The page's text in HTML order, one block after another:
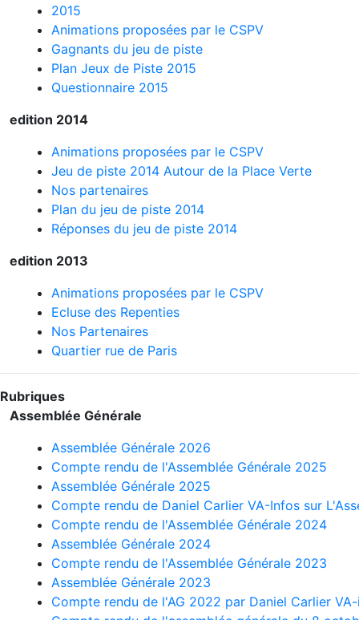
2015
Animations proposées par le CSPV
Gagnants du jeu de piste
Plan Jeux de Piste 2015
Questionnaire 2015
edition 2014
Animations proposées par le CSPV
Jeu de piste 2014 Autour de la Place Verte
Nos partenaires
Plan du jeu de piste 2014
Réponses du jeu de piste 2014
edition 2013
Animations proposées par le CSPV
Ecluse des Repenties
Nos Partenaires
Quartier rue de Paris
Rubriques
Assemblée Générale
Assemblée Générale 2026
Compte rendu de l'Assemblée Générale 2025
Assemblée Générale 2025
Compte rendu de Daniel Carlier VA-Infos sur
Compte rendu de l'Assemblée Générale 2024
Assemblée Générale 2024
Compte rendu de l'Assemblée Générale 2023
Assemblée Générale 2023
Compte rendu de l'AG 2022 par Daniel Carlier